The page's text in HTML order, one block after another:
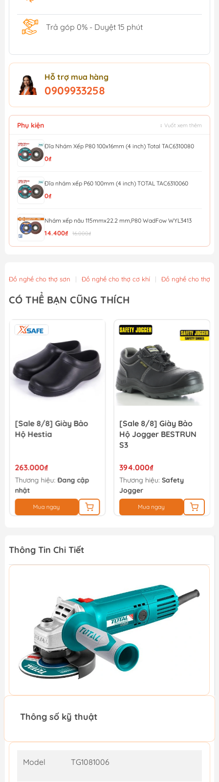
Trả góp 0% - Duyệt 15 phút
Hỗ trợ mua hàng
0909933258
Phụ kiện ↕ Vuốt xem thêm
Đĩa Nhám Xếp P80 100x16mm (4 inch) Total TAC6310080
0₫
Đĩa nhám xếp P60 100mm (4 inch) TOTAL TAC6310060
0₫
Nhám xếp nâu 115mmx22.2 mm,P80 WadFow WYL3413
14.400₫ 16.000₫
Đá mài kim loại 115x6x22.2mm WadFow WAC1347
13.500₫
Nhám xếp P40 - 100mm Total TAC6310040
13.500₫ 15.000₫
Đồ nghề cho thợ sơn | Đồ nghề cho thợ cơ khí | Đồ nghề cho thợ
CÓ THỂ BẠN CŨNG THÍCH
[Sale 8/8] Giày Bảo
Hộ Hestia
263.000₫
Thương hiệu: Đang cập
nhật
Mua ngay
[Sale 8/8] Giày Bảo
Hộ Jogger BESTRUN
S3
394.000₫
Thương hiệu: Safety
Jogger
Mua ngay
Thông Tin Chi Tiết
Thông số kỹ thuật
Model TG1081006